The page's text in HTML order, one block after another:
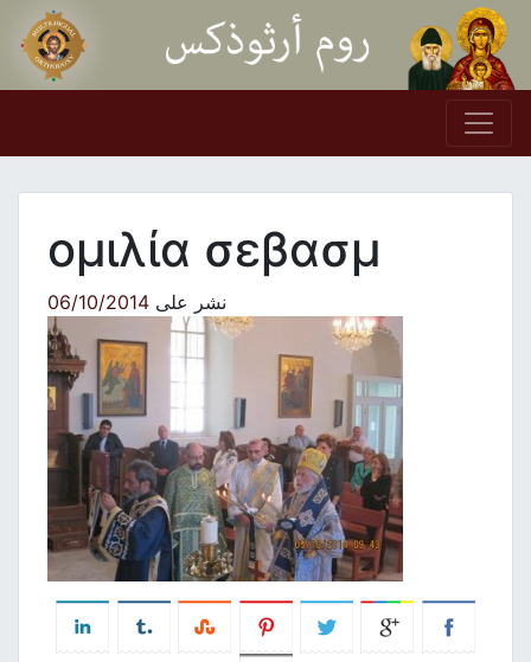
Skip to content
Main Navigation
ομιλία σεβασμ
نشر على06/10/2014